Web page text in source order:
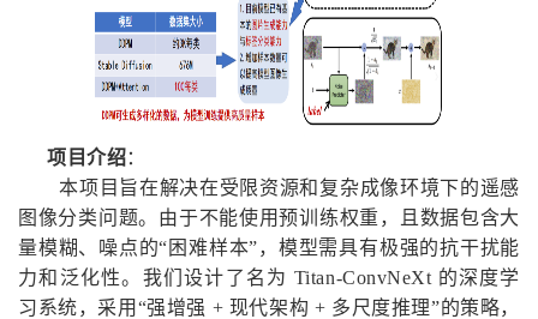
项目介绍：
本项目旨在解决在受限资源和复杂成像环境下的遥感
图像分类问题。由于不能使用预训练权重，且数据包含大
量模糊、噪点的“困难样本”，模型需具有极强的抗干扰能
力和泛化性。我们设计了名为 Titan-ConvNeXt 的深度学
习系统，采用“强增强 + 现代架构 + 多尺度推理”的策略，